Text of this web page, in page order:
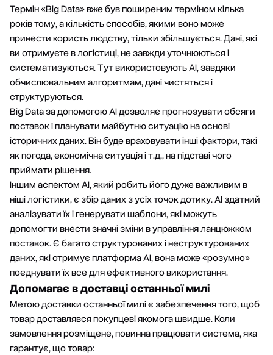
Термін «Big Data» вже був поширеним терміном кілька
років тому, а кількість способів, якими воно може
принести користь людству, тільки збільшується. Дані, які
ви отримуєте в логістиці, не завжди уточнюються і
систематизуються. Тут використовують АІ, завдяки
обчислювальним алгоритмам, дані чистяться і
структуруються.
Big Data за допомогою AI дозволяє прогнозувати обсяги
поставок і планувати майбутню ситуацію на основі
історичних даних. Він буде враховувати інші фактори, такі
як погода, економічна ситуація і т.д., на підставі чого
приймати рішення.
Іншим аспектом АІ, який робить його дуже важливим в
ніші логістики, є збір даних з усіх точок дотику. АІ здатний
аналізувати їх і генерувати шаблони, які можуть
допомогти внести значні зміни в управління ланцюжком
поставок. Є багато структурованих і неструктурованих
даних, які отримує платформа АІ, вона може «розумно»
поєднувати їх все для ефективного використання.
Допомагає в доставці останньої милі
Метою доставки останньої милі є забезпечення того, щоб
товар доставлявся покупцеві якомога швидше. Коли
замовлення розміщене, повинна працювати система, яка
гарантує, що товар: